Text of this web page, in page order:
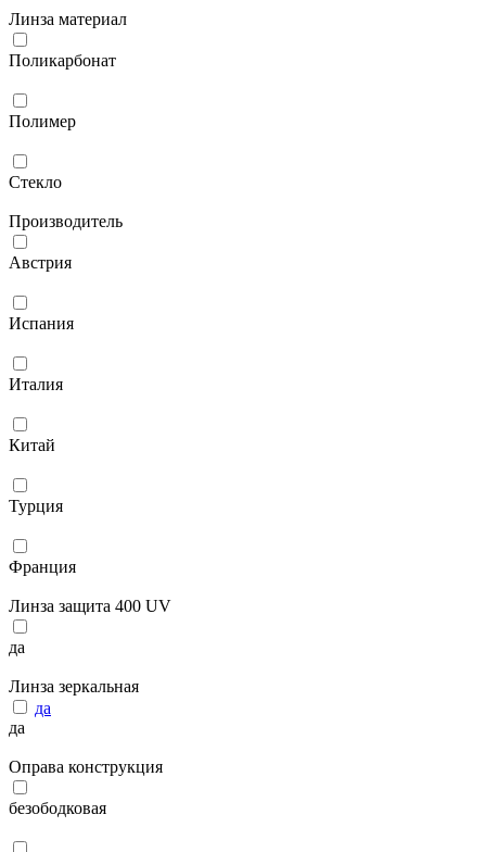
Линза материал
Поликарбонат
Полимер
Стекло
Производитель
Австрия
Испания
Италия
Китай
Турция
Франция
Линза защита 400 UV
да
Линза зеркальная
да
да
Оправа конструкция
безободковая